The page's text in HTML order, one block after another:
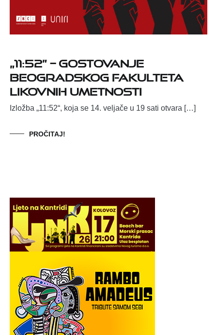
„11:52” – GOSTOVANJE
BEOGRADSKOG FAKULTETA
LIKOVNIH UMETNOSTI
Izložba „11:52“, koja se 14. veljače u 19 sati otvara […]
PROČITAJ!